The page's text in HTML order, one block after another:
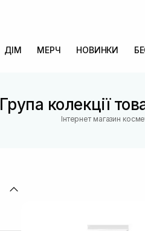
ДІМ МЕРЧ НОВИНКИ
Група колекції
Інтернет магазин